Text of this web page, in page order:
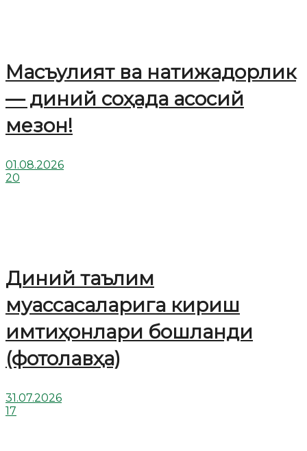
Масъулият ва натижадорлик
— диний соҳада асосий
мезон!
01.08.2026
20
Диний таълим
муассасаларига кириш
имтиҳонлари бошланди
(фотолавҳа)
31.07.2026
17